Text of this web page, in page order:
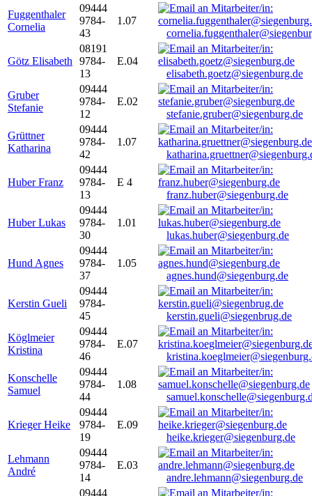
Fuggenthaler
Cornelia
09444
9784-
43
1.07
Götz Elisabeth
08191
9784-
13
E.04
elisabeth.goetz@siegenburg.de
Gruber
Stefanie
09444
9784-
12
E.02
stefanie.gruber@siegenburg.de
Grüttner
Katharina
09444
9784-
42
1.07
Huber Franz
09444
9784-
13
E 4
franz.huber@siegenburg.de
Huber Lukas
09444
9784-
30
1.01
lukas.huber@siegenburg.de
Hund Agnes
09444
9784-
37
1.05
agnes.hund@siegenburg.de
Kerstin Gueli
09444
9784-
45
kerstin.gueli@siegenbrug.de
Köglmeier
Kristina
09444
9784-
46
E.07
Konschelle
Samuel
09444
9784-
44
1.08
Krieger Heike
09444
9784-
19
E.09
heike.krieger@siegenburg.de
Lehmann
André
09444
9784-
14
E.03
andre.lehmann@siegenburg.de
09444